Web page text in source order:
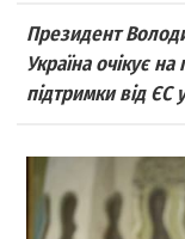
Президент
Україна очікує
підтримки від ЄС